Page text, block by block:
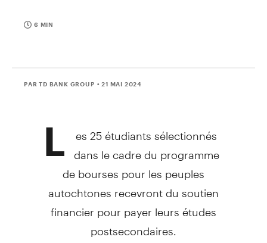
6 MIN
PAR TD BANK GROUP • 21 MAI 2024
L es 25 étudiants sélectionnés
dans le cadre du programme
de bourses pour les peuples
autochtones recevront du soutien
financier pour payer leurs études
postsecondaires.